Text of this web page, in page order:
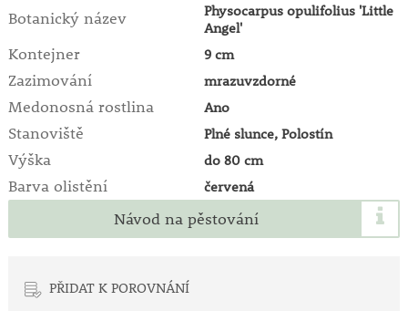
Botanický název
Physocarpus opulifolius 'Little
Angel'
Kontejner 9 cm
Zazimování mrazuvzdorné
Medonosná rostlina Ano
Stanoviště Plné slunce, Polostín
Výška do 80 cm
Barva olistění červená
Návod na pěstování
PŘIDAT K POROVNÁNÍ